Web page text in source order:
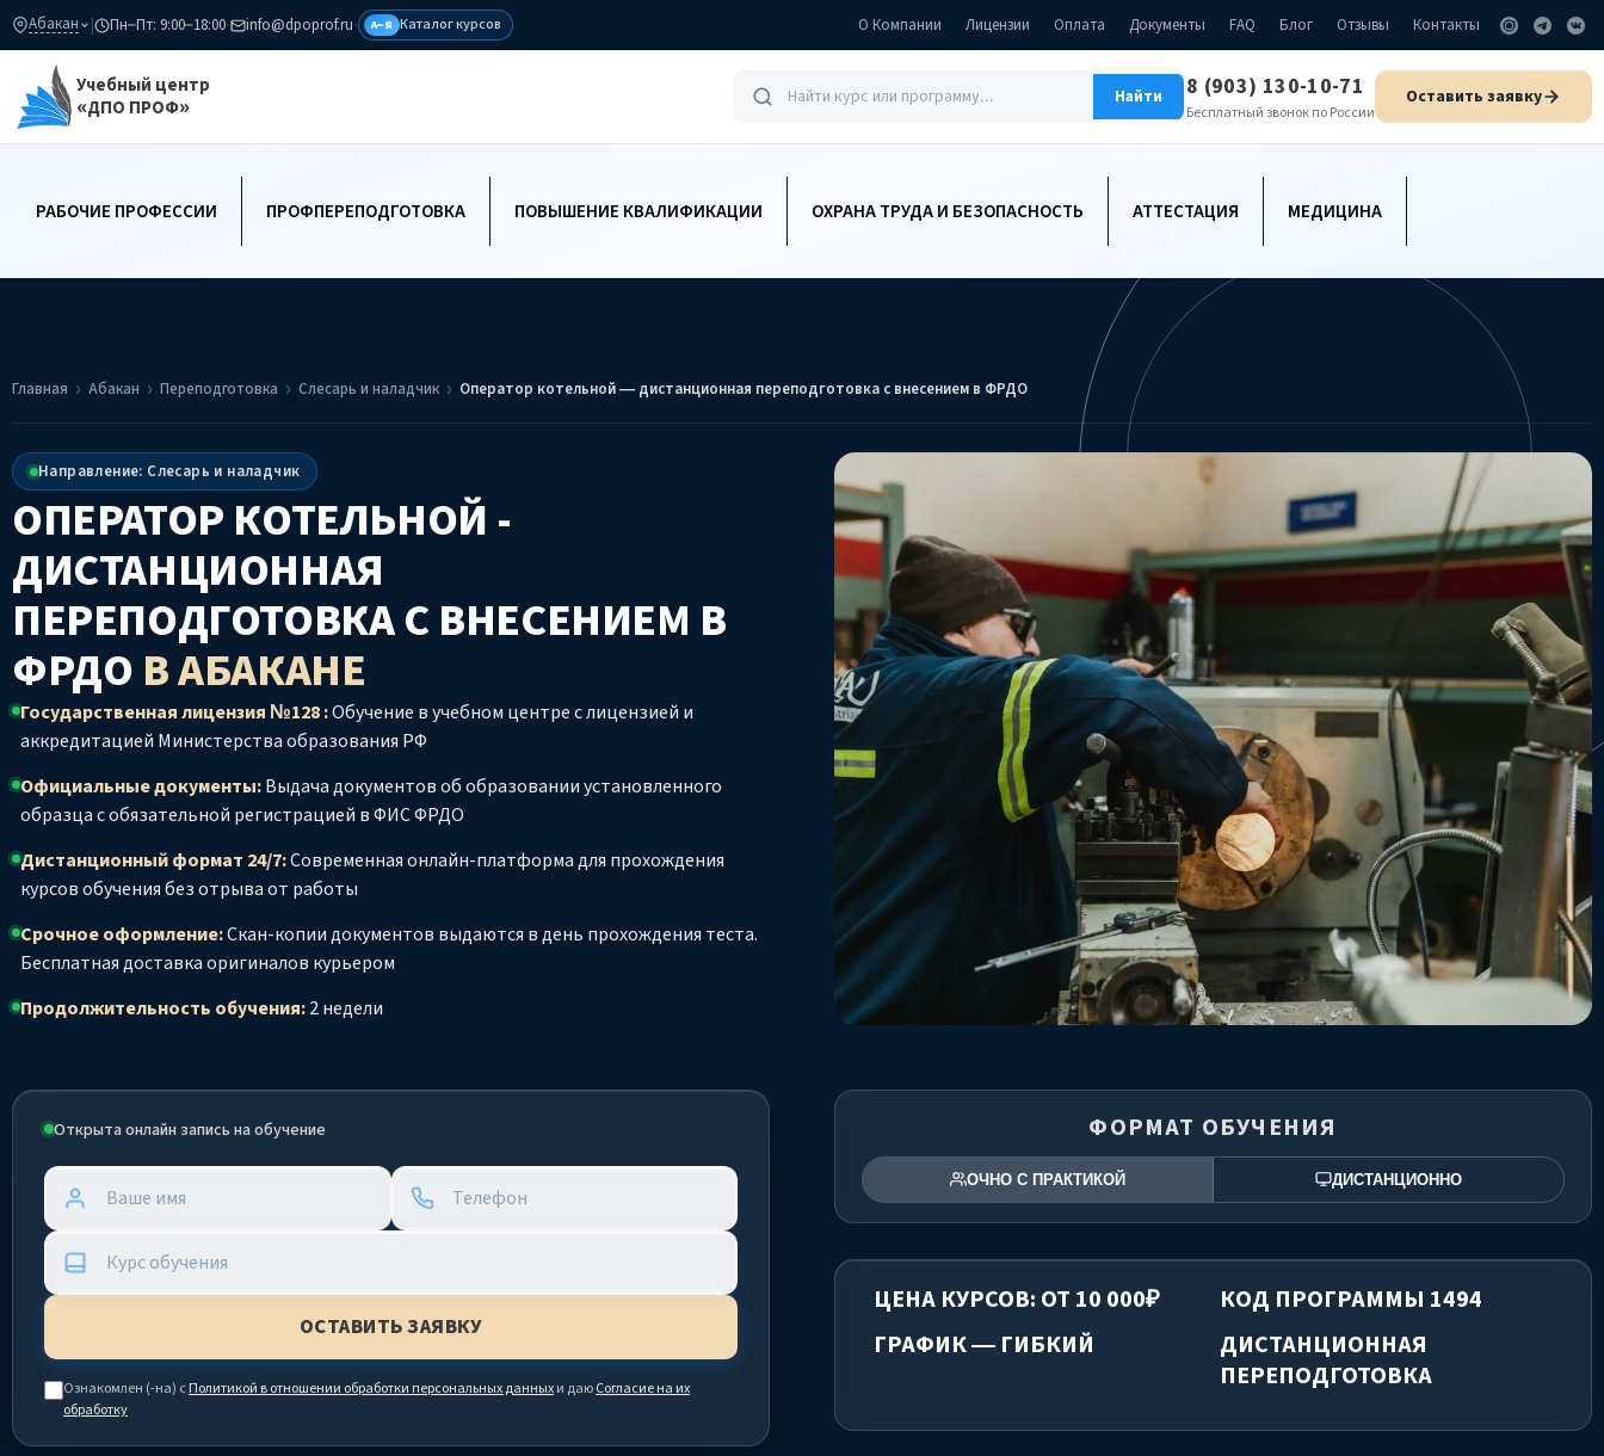
Абакан | Пн–Пт: 9:00–18:00· info@dpoprof.ru· А–Я Каталог курсов О Компании Лицензии Оплата Документы FAQ Блог Отзывы Контакты
Учебный центр
«ДПО ПРОФ»
Найти 8 (903) 130-10-71
Бесплатный звонок по России
Оставить заявку
РАБОЧИЕ ПРОФЕССИИ ПРОФПЕРЕПОДГОТОВКА ПОВЫШЕНИЕ КВАЛИФИКАЦИИ ОХРАНА ТРУДА И БЕЗОПАСНОСТЬ АТТЕСТАЦИЯ МЕДИЦИНА
Главная Абакан Переподготовка Слесарь и наладчик Оператор котельной — дистанционная переподготовка с внесением в ФРДО
Направление: Слесарь и наладчик
ОПЕРАТОР КОТЕЛЬНОЙ -
ДИСТАНЦИОННАЯ
ПЕРЕПОДГОТОВКА С ВНЕСЕНИЕМ В
ФРДО В АБАКАНЕ
Государственная лицензия №128 :Обучение в учебном центре с лицензией и
аккредитацией Министерства образования РФ
Официальные документы:Выдача документов об образовании установленного
образца с обязательной регистрацией в ФИС ФРДО
Дистанционный формат 24/7:Современная онлайн-платформа для прохождения
курсов обучения без отрыва от работы
Срочное оформление:Скан-копии документов выдаются в день прохождения теста.
Бесплатная доставка оригиналов курьером
Продолжительность обучения:2 недели
Открыта онлайн запись на обучение
Ознакомлен (-на) сПолитикой в отношении обработки персональных данныхи даюСогласие на их
обработку
ФОРМАТ ОБУЧЕНИЯ
ОЧНО С ПРАКТИКОЙ ДИСТАНЦИОННО
ЦЕНА КУРСОВ: ОТ 10 000₽
КОД ПРОГРАММЫ 1494
ГРАФИК — ГИБКИЙ
ДИСТАНЦИОННАЯ
ПЕРЕПОДГОТОВКА